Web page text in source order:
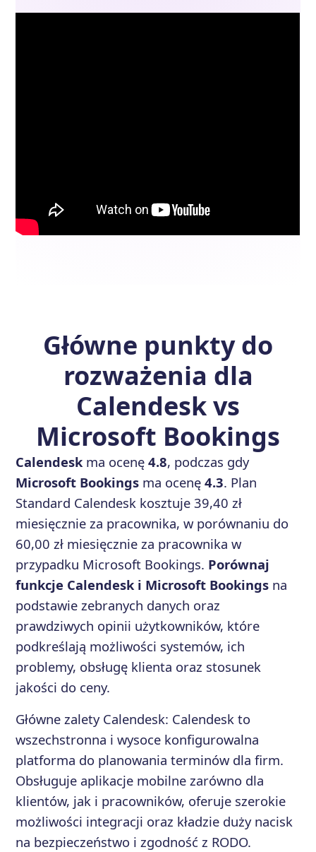
Główne punkty do
rozważenia dla
Calendesk vs
Microsoft Bookings
Calendeskma ocenę4.8, podczas gdy
Microsoft Bookings ma ocenę4.3. Plan
Standard Calendesk kosztuje 39,40 zł
miesięcznie za pracownika, w porównaniu do
60,00 zł miesięcznie za pracownika w
przypadku Microsoft Bookings. Porównaj
funkcje Calendesk i Microsoft Bookings na
podstawie zebranych danych oraz
prawdziwych opinii użytkowników, które
podkreślają możliwości systemów, ich
problemy, obsługę klienta oraz stosunek
jakości do ceny.
Główne zalety Calendesk: Calendesk to
wszechstronna i wysoce konfigurowalna
platforma do planowania terminów dla firm.
Obsługuje aplikacje mobilne zarówno dla
klientów, jak i pracowników, oferuje szerokie
możliwości integracji oraz kładzie duży nacisk
na bezpieczeństwo i zgodność z RODO.